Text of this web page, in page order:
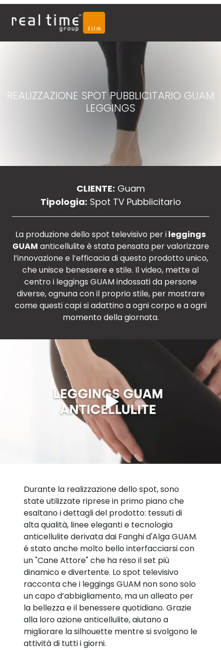
REALIZZAZIONE SPOT PUBBLICITARIO GUAM
LEGGINGS
CLIENTE: Guam
Tipologia: Spot TV Pubblicitario
La produzione dello spot televisivo per ileggings
GUAM anticellulite è stata pensata per valorizzare
l’innovazione e l’efficacia di questo prodotto unico,
che unisce benessere e stile. Il video, mette al
centro i leggings GUAM indossati da persone
diverse, ognuna con il proprio stile, per mostrare
come questi capi si adattino a ogni corpo e a ogni
momento della giornata.
Durante la realizzazione dello spot, sono
state utilizzate riprese in primo piano che
esaltano i dettagli del prodotto: tessuti di
alta qualità, linee eleganti e tecnologia
anticellulite derivata dai Fanghi d'Alga GUAM.
é stato anche molto bello interfacciarsi con
un "Cane Attore" che ha reso il set più
dinamico e divertente. Lo spot televisivo
racconta che i leggings GUAM non sono solo
un capo d’abbigliamento, ma un alleato per
la bellezza e il benessere quotidiano. Grazie
alla loro azione anticellulite, aiutano a
migliorare la silhouette mentre si svolgono le
attività di tutti i giorni.